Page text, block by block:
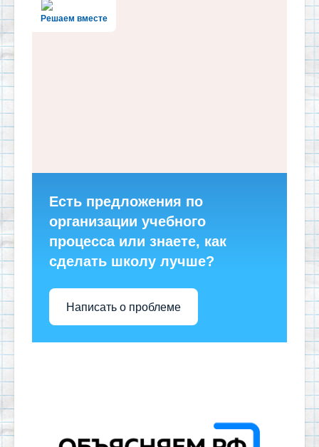
Решаем вместе
Есть предложения по
организации учебного
процесса или знаете, как
сделать школу лучше?
Написать о проблеме